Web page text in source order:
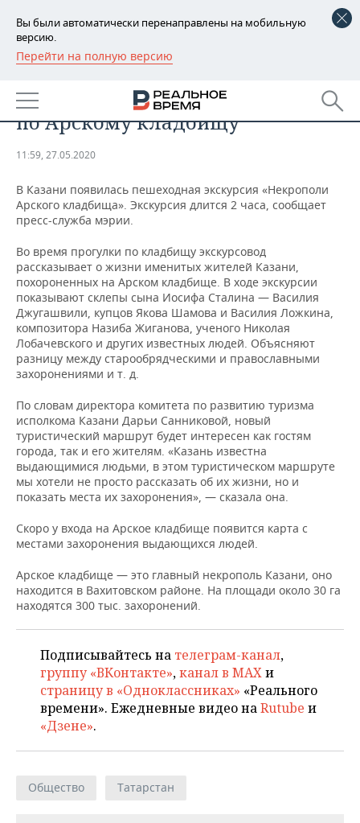
Вы были автоматически перенаправлены на мобильную
версию.
Перейти на полную версию
РЕГИОНЫ
БАШКОРТОСТАН
ТАТАРСТАН
НОВОСТИ
АНАЛИТИКА
ДЕКЛАРАЦИИ О ДОХОДАХ
ВУЗЫ ТАТАРСТАНА
КОМУ ПРИНАДЛЕЖАТ
ТОРГОВЫЕ ЦЕНТРЫ
ТАТАРСТАНА
НОВОСТИ ЭКОНОМИКИ
БАНКИ
БЮДЖЕТ
ИНВЕСТИЦИИ
ПРОМЫШЛЕННОСТЬ
ПРОМЫШЛЕННОСТИ
АГРОПРОМ
МАШИНОСТРОЕНИЕ
НЕФТЕХИМИЯ
НЕФТЬ
ОПК
ЭНЕРГЕТИКА
НОВОСТИ НЕДВИЖИМОСТИ
АВТО
НОВОСТИ АВТО
БИЗНЕС
НОВОСТИ БИЗНЕСА
ТРАНСПОРТ
УСЛУГИ
ТЕХНОЛОГИИ
IT
МЕДИА
ТЕЛЕКОММУНИКАЦИИ
НОВОСТИ МЕРОПРИЯТИЙ
ВЫЕЗДНАЯ РЕДАКЦИЯ
БИЗНЕС-БРАНЧИ
ONLINE-КОНФЕРЕНЦИИ
ОТКРЫТАЯ ЛЕКЦИЯ
СПОРТ
НОВОСТИ СПОРТА
ФУТБОЛ
ХОККЕЙ
БАСКЕТБОЛ
ВОЛЕЙБОЛ
КИБЕРСПОРТ
ФИГУРНОЕ КАТАНИЕ
ВОДНЫЕ ВИДЫ СПОРТА
ОБЩЕСТВО
НОВОСТИ ОБЩЕСТВА
ВЛАСТЬ
ИНФРАСТРУКТУРА
ИСТОРИЯ
КУЛЬТУРА
МЕДИЦИНА
ОБРАЗОВАНИЕ
ФОТОГАЛЕРЕЯ
СЮЖЕТЫ
СПРАВОЧНИК
СПИСОК ПЕРСОН
СПИСОК КОМПАНИЙ
ПОЛНАЯ ВЕРСИЯ
В Казани появилась экскурсия
по Арскому кладбищу
11:59, 27.05.2020
В Казани появилась пешеходная экскурсия «Некрополи
Арского кладбища». Экскурсия длится 2 часа, сообщает
пресс-служба мэрии.
Во время прогулки по кладбищу экскурсовод
рассказывает о жизни именитых жителей Казани,
похороненных на Арском кладбище. В ходе экскурсии
показывают склепы сына Иосифа Сталина — Василия
Джугашвили, купцов Якова Шамова и Василия Ложкина,
композитора Назиба Жиганова, ученого Николая
Лобачевского и других известных людей. Объясняют
разницу между старообрядческими и православными
захоронениями и т. д.
По словам директора комитета по развитию туризма
исполкома Казани Дарьи Санниковой, новый
туристический маршрут будет интересен как гостям
города, так и его жителям. «Казань известна
выдающимися людьми, в этом туристическом маршруте
мы хотели не просто рассказать об их жизни, но и
показать места их захоронения», — сказала она.
Скоро у входа на Арское кладбище появится карта с
местами захоронения выдающихся людей.
Арское кладбище — это главный некрополь Казани, оно
находится в Вахитовском районе. На площади около 30 га
находятся 300 тыс. захоронений.
Подписывайтесь на телеграм-канал,
группу «ВКонтакте»,канал в MAXи
страницу в «Одноклассниках» «Реального
времени». Ежедневные видео наRutube и
«Дзене».
Общество Татарстан